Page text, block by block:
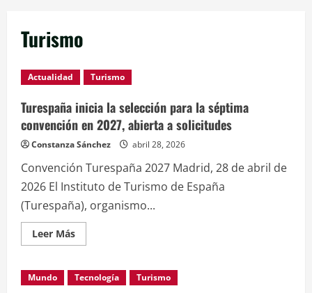
Turismo
Actualidad Turismo
Turespaña inicia la selección para la séptima
convención en 2027, abierta a solicitudes
Constanza Sánchez abril 28, 2026
Convención Turespaña 2027 Madrid, 28 de abril de
2026 El Instituto de Turismo de España
(Turespaña), organismo...
Leer MásLeer
más
Turespaña
inicia
Mundo Tecnología Turismo